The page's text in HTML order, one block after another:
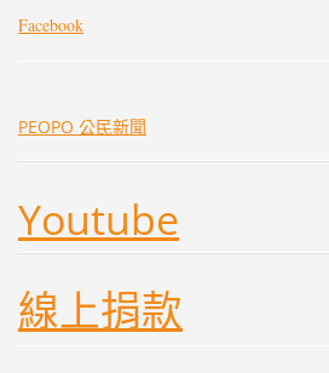
Facebook
PEOPO 公民新聞
Youtube
線上捐款